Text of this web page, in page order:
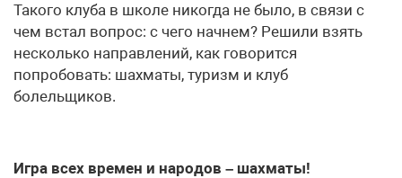
Такого клуба в школе никогда не было, в связи с
чем встал вопрос: с чего начнем? Решили взять
несколько направлений, как говорится
попробовать: шахматы, туризм и клуб
болельщиков.
Игра всех времен и народов – шахматы!